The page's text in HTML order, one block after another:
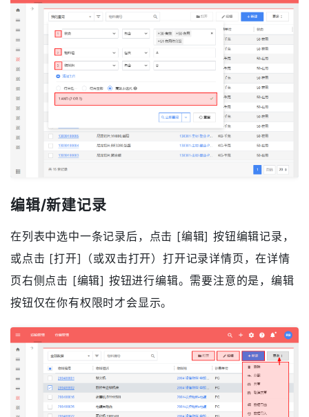
高级表达式
高级表达式用于组合复杂的查询关系，你可以通过查询
字段前的数字编号，配合 OR （或）、 AND
（且），以
及
括弧来组合条件。
编辑/新建记录
在列表中选中一条记录后，点击 [编辑] 按钮编辑记录，
或点击 [打开]（或双击打开）打开记录详情页，在详情
页右侧点击 [编辑] 按钮进行编辑。需要注意的是，编辑